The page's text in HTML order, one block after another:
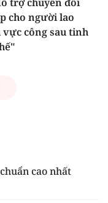
cho người lao
vực công sau tinh
cao nhất